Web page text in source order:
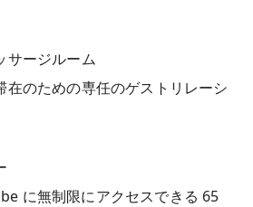
サージルーム
在のための専任のゲストリレーシ
に無制限にアクセスできる 65